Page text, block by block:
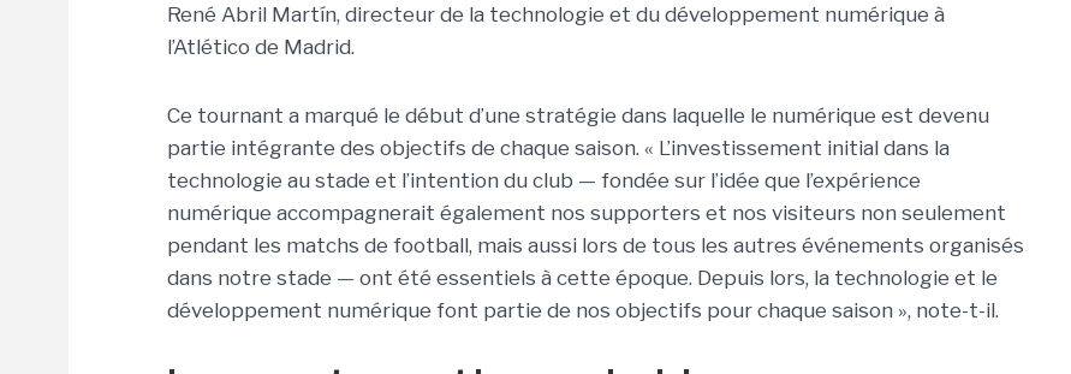
René Abril Martín, directeur de la technologie et du développement numérique à
l’Atlético de Madrid.
Ce tournant a marqué le début d’une stratégie dans laquelle le numérique est devenu
partie intégrante des objectifs de chaque saison. « L’investissement initial dans la
technologie au stade et l’intention du club — fondée sur l’idée que l’expérience
numérique accompagnerait également nos supporters et nos visiteurs non seulement
pendant les matchs de football, mais aussi lors de tous les autres événements organisés
dans notre stade — ont été essentiels à cette époque. Depuis lors, la technologie et le
développement numérique font partie de nos objectifs pour chaque saison », note-t-il.